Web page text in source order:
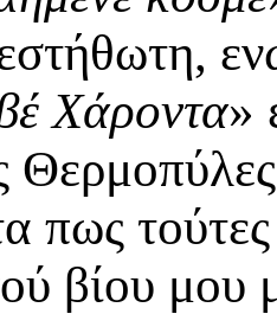
Χάροντα»
πως
βίου μου